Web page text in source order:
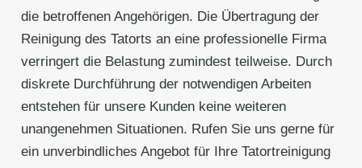
die betroffenen Angehörigen. Die Übertragung der
Reinigung des Tatorts an eine professionelle Firma
verringert die Belastung zumindest teilweise. Durch
diskrete Durchführung der notwendigen Arbeiten
entstehen für unsere Kunden keine weiteren
unangenehmen Situationen. Rufen Sie uns gerne für
ein unverbindliches Angebot für Ihre Tatortreinigung